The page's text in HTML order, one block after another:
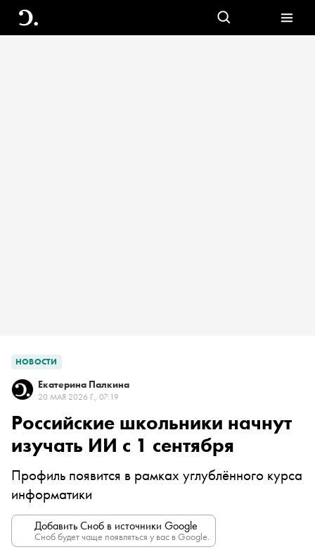
НОВОСТИ
Екатерина Палкина
20 МАЯ 2026 Г., 07:19
Российские школьники начнут
изучать ИИ с 1 сентября
Профиль появится в рамках углублённого курса
информатики
Добавить Сноб в источники Google
Сноб будет чаще появляться у вас в Google.